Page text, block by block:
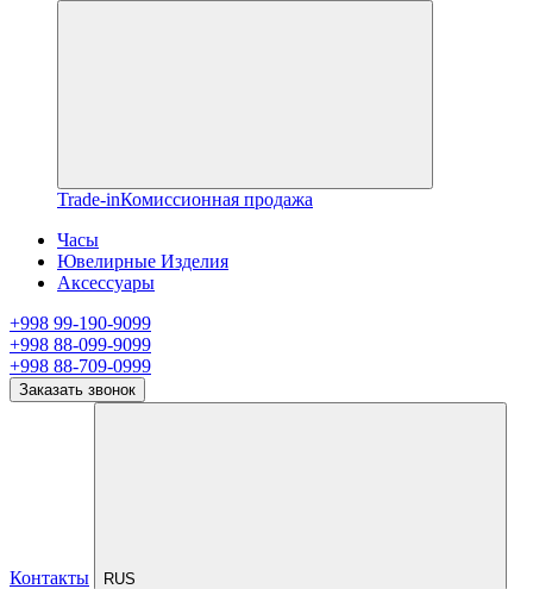
Trade-inКомиссионная продажа
Часы
Ювелирные Изделия
Аксессуары
+998 99-190-9099
+998 88-099-9099
+998 88-709-0999
Заказать звонок
Контакты RUS